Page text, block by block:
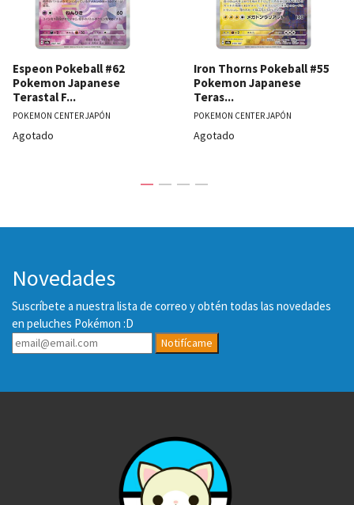
Espeon Pokeball #62
Pokemon Japanese
Terastal F...
POKEMON CENTER JAPÓN
Agotado
Iron Thorns Pokeball #55
Pokemon Japanese
Teras...
POKEMON CENTER JAPÓN
Agotado
Novedades
Suscríbete a nuestra lista de correo y obtén todas las novedades
en peluches Pokémon :D
Notifícame